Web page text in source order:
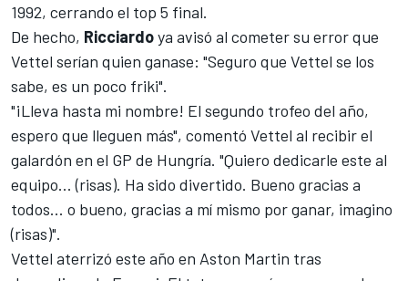
1992, cerrando el top 5 final.
De hecho, Ricciardoya avisó al cometer su error que
Vettel serían quien ganase: "Seguro que Vettel se los
sabe, es un poco friki".
"¡Lleva hasta mi nombre! El segundo trofeo del año,
espero que lleguen más", comentó Vettel al recibir el
galardón en el GP de Hungría. "Quiero dedicarle este al
equipo... (risas). Ha sido divertido. Bueno gracias a
todos... o bueno, gracias a mí mismo por ganar, imagino
(risas)".
Vettel aterrizó este año en Aston Martin tras